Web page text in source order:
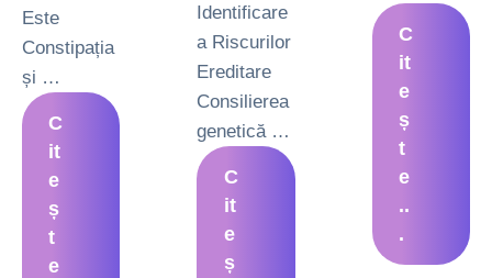
Este
Constipația
și …
C
it
e
ș
t
e
Identificare
a Riscurilor
Ereditare
Consilierea
genetică …
C
it
e
ș
C
it
e
ș
t
e
..
.